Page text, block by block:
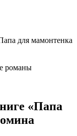
для мамонтенка
романы
«Папа